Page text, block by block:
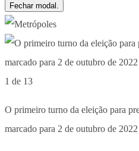
Fechar modal.
1 de 13
O primeiro turno da eleição para
marcado para 2 de outubro de 2022